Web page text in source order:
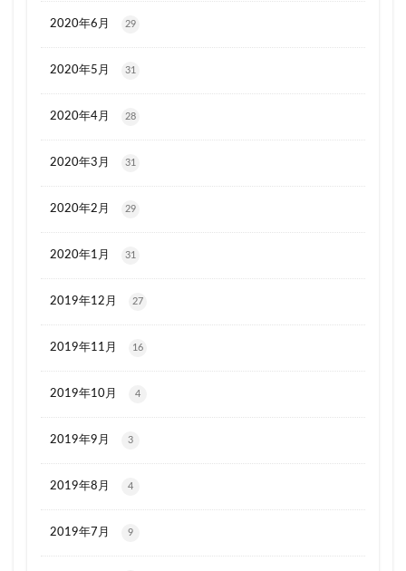
2020年6月 29
2020年5月 31
2020年4月 28
2020年3月 31
2020年2月 29
2020年1月 31
2019年12月 27
2019年11月 16
2019年10月 4
2019年9月 3
2019年8月 4
2019年7月 9